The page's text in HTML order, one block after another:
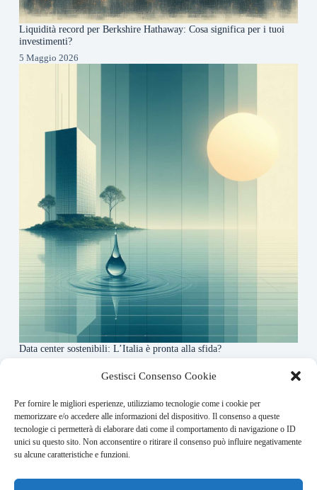
Gestisci Consenso Cookie
Per fornire le migliori esperienze, utilizziamo tecnologie come i cookie per
memorizzare e/o accedere alle informazioni del dispositivo. Il consenso a queste
tecnologie ci permetterà di elaborare dati come il comportamento di navigazione o ID
unici su questo sito. Non acconsentire o ritirare il consenso può influire negativamente
su alcune caratteristiche e funzioni.
Liquidità record per Berkshire Hathaway: Cosa significa per i tuoi
investimenti?
5 Maggio 2026
Data center sostenibili: L’Italia è pronta alla sfida?
About this website
Finance-Bullet.it ogni giorno trova per te le notizie più
rilevanti in ambito finanziario.
Address: